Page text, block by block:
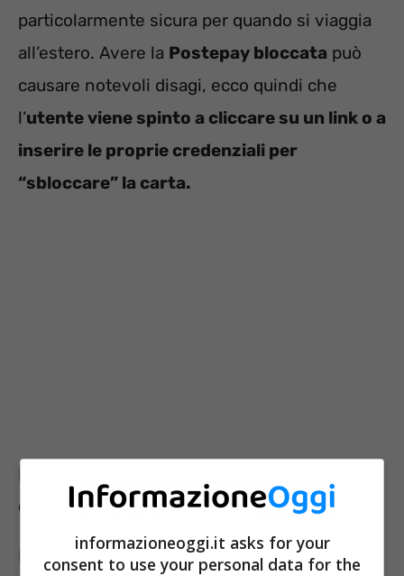
particolarmente sicura per quando si viaggia
all’estero. Avere la Postepay bloccata può
causare notevoli disagi, ecco quindi che
l’utente viene spinto a cliccare su un link o a
inserire le proprie credenziali per
“sbloccare” la carta.
La truffa della Postepay bloccata:
come funziona davvero
Ma come hanno fatto a cascarci? Capita
informazioneoggi.it asks for your
consent to use your personal data for the